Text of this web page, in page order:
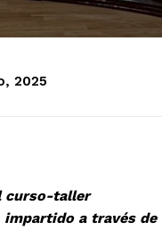
2025
curso-taller
impartido a través de